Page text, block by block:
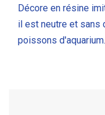
Décore en résine
il est neutre et sans
poissons d'aquarium.